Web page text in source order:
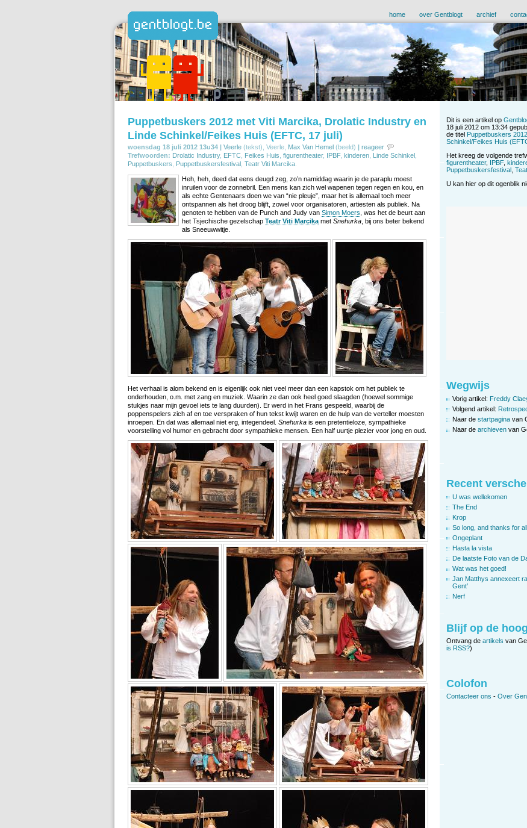
home over Gentblogt archief
Puppetbuskers 2012 met Viti Marcika, Drolatic Industry en
Linde Schinkel/Feikes Huis (EFTC, 17 juli)
woensdag 18 juli 2012 13u34 | Veerle (tekst), Veerle, Max Van Hemel (beeld) | reageer
Trefwoorden: Drolatic Industry, EFTC Feikes Huis figurentheater, IPBF, kinderen Linde Schinkel
Puppetbuskers
Puppetbuskersfestival Teatr Viti Marcika
Heh, heh, deed dat eens deugd zeg, zo’n namiddag waarin je de paraplu moest
inruilen voor de zonnebril. Een mens kan zich wel wapenen tegen regen en kou, en
als echte Gentenaars doen we van “nie pleuje”, maar het is allemaal toch meer
ontspannen als het droog blijft, zowel voor organisatoren, artiesten als publiek. Na
genoten te hebben van de Punch and Judy van Simon Moers , was het de beurt aan
het Tsjechische gezelschap Teatr Viti Marcika met Snehurka , bij ons beter bekend
als Sneeuwwitje.
Het verhaal is alom bekend en is eigenlijk ook niet veel meer dan een kapstok om het publiek te
onderhouden, o.m. met zang en muziek. Waarin ze dan ook heel goed slaagden (hoewel sommige
stukjes naar mijn gevoel iets te lang duurden). Er werd in het Frans gespeeld, waarbij de
poppenspelers zich af en toe verspraken of hun tekst kwijt waren en de hulp van de verteller moesten
inroepen. En dat was allemaal niet erg, integendeel. Snehurka is een pretentieloze, sympathieke
voorstelling vol humor en gebracht door sympathieke mensen. Een half uurtje plezier voor jong en oud.
Dit is een artikel op
18 juli 2012 om 13:34
de titel Puppetbuskers
Schinkel/Feikes Huis
Het kreeg de volgende
figurentheater, IPBF,
Puppetbuskersfestival
U kan hier op dit ogenblik
Wegwijs
Vorig artikel: Freddy
Volgend artikel:
Naar de startpagina van
Naar de archieven van
Recent
U was wellekomen
The End
Krop
So long, and thanks for
Ongeplant
Hasta la vista
De laatste Foto van de
Wat was het goed!
Jan Matthys annexeert
Gent’
Nerf
Blijf op de
Ontvang de artikels van
is RSS?)
Colofon
Contacteer ons - Over